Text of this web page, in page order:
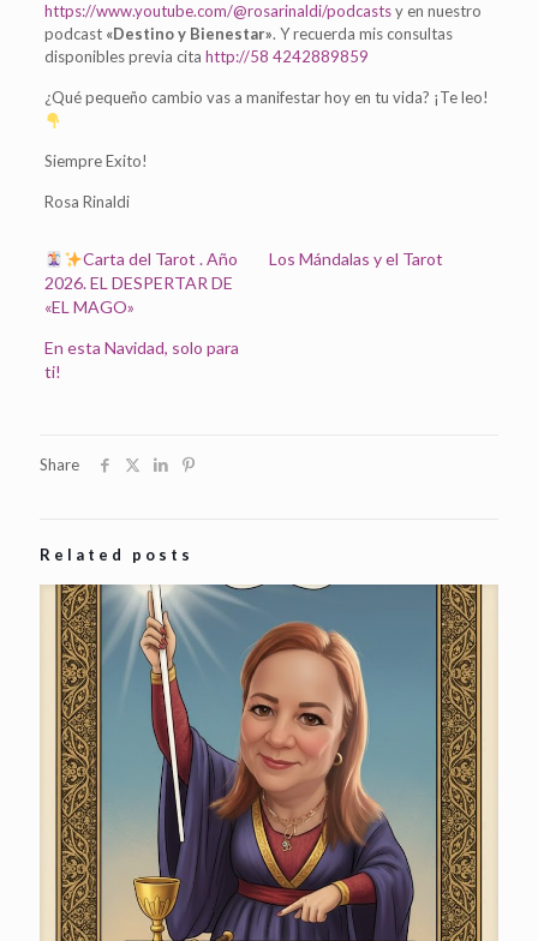
https://www.youtube.com/@rosarinaldi/podcastsy en nuestro
podcast «Destino y Bienestar». Y recuerda mis consultas
disponibles previa cita http://58 4242889859
¿Qué pequeño cambio vas a manifestar hoy en tu vida? ¡Te leo!
Siempre Exito!
Rosa Rinaldi
Carta del Tarot . Año
2026. EL DESPERTAR DE
«EL MAGO»
Los Mándalas y el Tarot
En esta Navidad, solo para
ti!
Share
Related posts